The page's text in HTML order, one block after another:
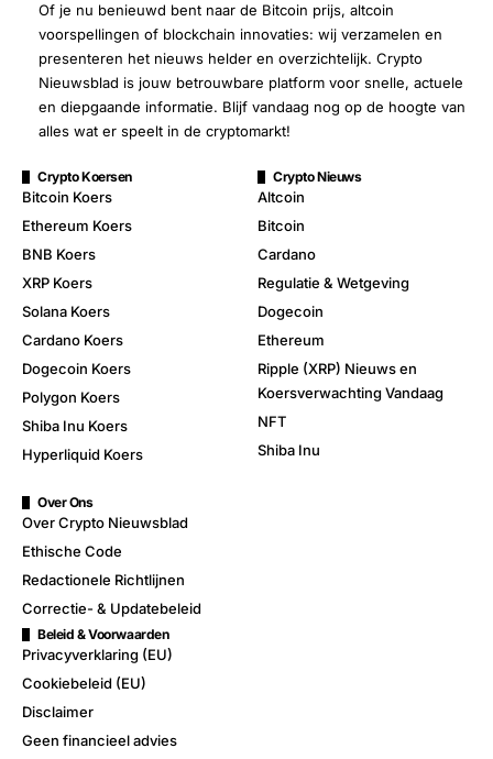
Of je nu benieuwd bent naar de Bitcoin prijs, altcoin
voorspellingen of blockchain innovaties: wij verzamelen en
presenteren het nieuws helder en overzichtelijk. Crypto
Nieuwsblad is jouw betrouwbare platform voor snelle, actuele
en diepgaande informatie. Blijf vandaag nog op de hoogte van
alles wat er speelt in de cryptomarkt!
Crypto Koersen
Bitcoin Koers
Ethereum Koers
BNB Koers
XRP Koers
Solana Koers
Cardano Koers
Dogecoin Koers
Polygon Koers
Shiba Inu Koers
Hyperliquid Koers
Crypto Nieuws
Altcoin
Bitcoin
Cardano
Regulatie & Wetgeving
Dogecoin
Ethereum
Ripple (XRP) Nieuws en
Koersverwachting Vandaag
NFT
Shiba Inu
Over Ons
Over Crypto Nieuwsblad
Ethische Code
Redactionele Richtlijnen
Correctie- & Updatebeleid
Beleid & Voorwaarden
Privacyverklaring (EU)
Cookiebeleid (EU)
Disclaimer
Geen financieel advies